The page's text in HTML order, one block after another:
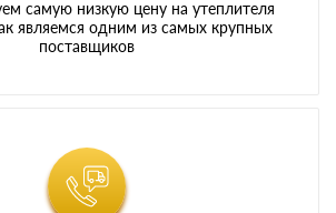
самую низкую цену на утеплителя
являемся одним из самых крупных
поставщиков